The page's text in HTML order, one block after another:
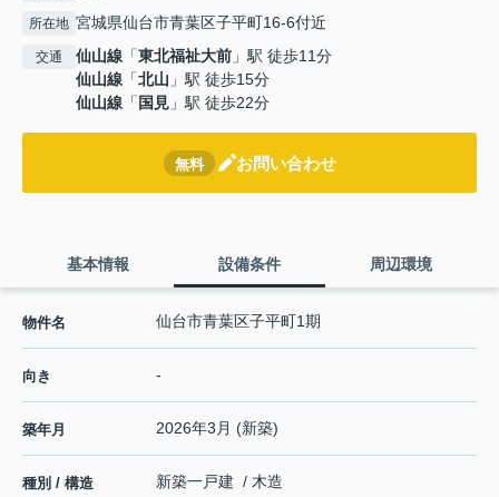
所在地 宮城県仙台市青葉区子平町16-6付近
交通 仙山線 「東北福祉大前 」駅 徒歩11分
仙山線 「北山 」駅 徒歩15分
仙山線 「 国見 」駅 徒歩22分
無料 お問い合わせ
基本情報 設備条件 周辺環境
物件名 仙台市青葉区子平町1期
向き -
築年月 2026年3月 (新築)
種別 / 構造 新築一戸建 / 木造